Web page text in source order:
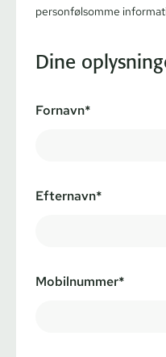
personfølsomme
Dine
Fornavn*
Efternavn*
Mobilnummer*